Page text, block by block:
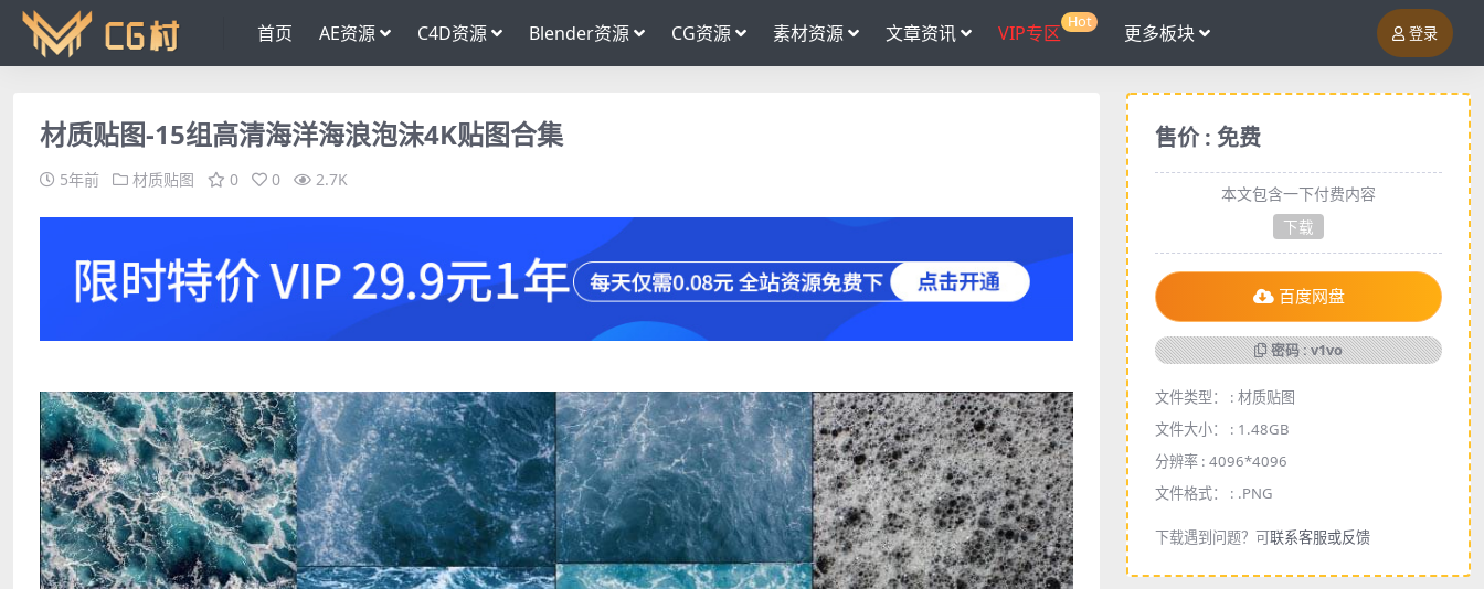
首页 AE资源 C4D资源 Blender资源 CG资源 素材资源 文章资讯 VIP专区 Hot 更多板块 登录
材质贴图-15组高清海洋海浪泡沫4K贴图合集
5年前 材质贴图 0 0 2.7K
售价 : 免费
本文包含一下付费内容
下载
百度网盘
密码 : v1vo
文件类型： : 材质贴图
文件大小： : 1.48GB
分辨率 : 4096*4096
文件格式： : .PNG
下载遇到问题？可联系客服或反馈